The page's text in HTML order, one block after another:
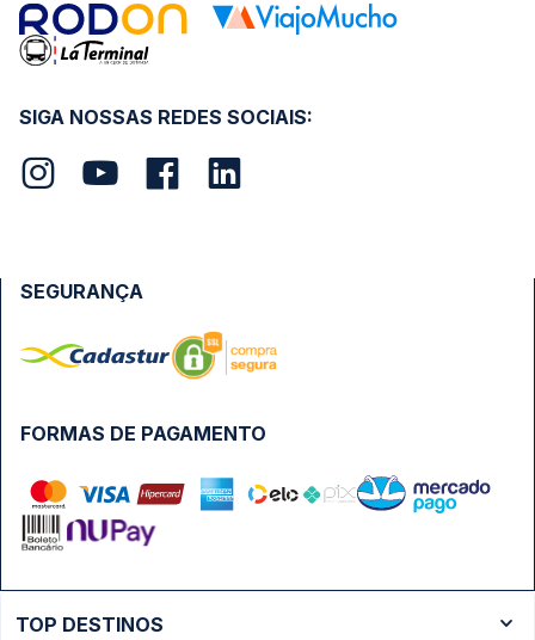
SIGA NOSSAS REDES SOCIAIS:
FORMAS DE PAGAMENTO
SEGURANÇA
TOP DESTINOS